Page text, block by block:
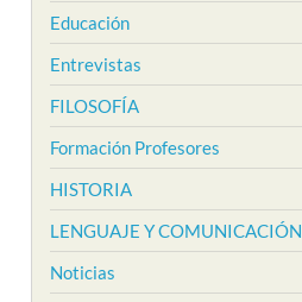
Educación
Entrevistas
FILOSOFÍA
Formación Profesores
HISTORIA
LENGUAJE Y COMUNICACIÓN
Noticias